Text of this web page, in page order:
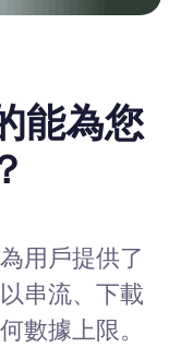
能為您
用戶提供了
串流、下載
數據上限。